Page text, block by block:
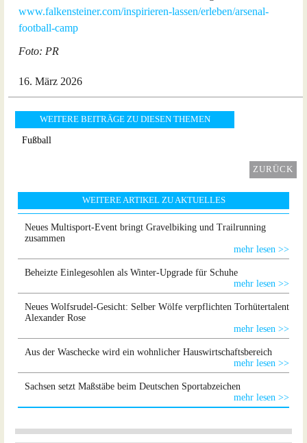
www.falkensteiner.com/inspirieren-lassen/erleben/arsenal-
football-camp
Foto: PR
16. März 2026
WEITERE BEITRÄGE ZU DIESEN THEMEN
Fußball
ZURÜCK
WEITERE ARTIKEL ZU AKTUELLES
Neues Multisport-Event bringt Gravelbiking und Trailrunning
zusammen
mehr lesen >>
Beheizte Einlegesohlen als Winter-Upgrade für Schuhe
mehr lesen >>
Neues Wolfsrudel-Gesicht: Selber Wölfe verpflichten Torhütertalent
Alexander Rose
mehr lesen >>
Aus der Waschecke wird ein wohnlicher Hauswirtschaftsbereich
mehr lesen >>
Sachsen setzt Maßstäbe beim Deutschen Sportabzeichen
mehr lesen >>